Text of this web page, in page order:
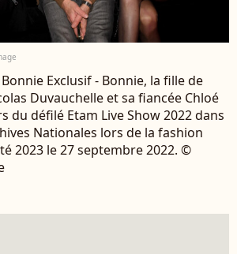
Exclusif - Bonnie, la fille de
Duvauchelle et sa fiancée Chloé
du défilé Etam Live Show 2022 dans
Nationales lors de la fashion
2023 le 27 septembre 2022. ©